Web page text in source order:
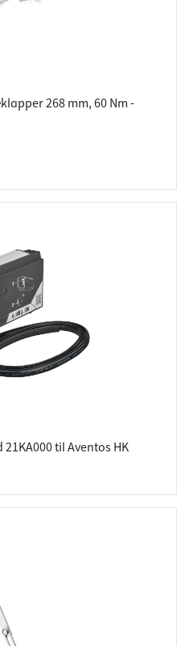
268 mm, 60 Nm -
21KA000 til Aventos HK